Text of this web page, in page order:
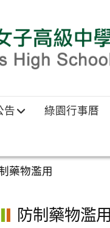
告 綠園行事曆
藥物濫用
防制藥物濫用